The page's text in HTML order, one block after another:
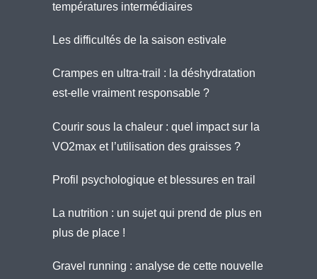
températures intermédiaires
Les difficultés de la saison estivale
Crampes en ultra-trail : la déshydratation
est-elle vraiment responsable ?
Courir sous la chaleur : quel impact sur la
VO2max et l’utilisation des graisses ?
Profil psychologique et blessures en trail
La nutrition : un sujet qui prend de plus en
plus de place !
Gravel running : analyse de cette nouvelle